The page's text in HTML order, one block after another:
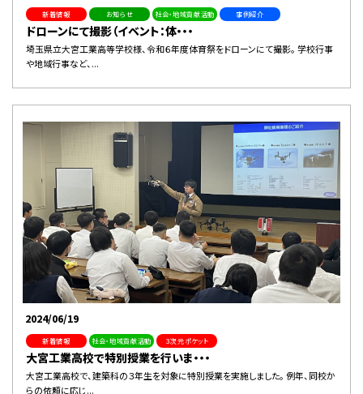
新着情報 お知らせ 社会・地域貢献活動 事例紹介
ドローンにて撮影（イベント：体・・・
埼玉県立大宮工業高等学校様、令和６年度体育祭をドローンにて撮影。 学校行事
や地域行事など、...
2024/06/19
新着情報 社会・地域貢献活動 ３次元ポケット
大宮工業高校で特別授業を行いま・・・
大宮工業高校で、建築科の３年生を対象に特別授業を実施しました。 例年、同校か
らの依頼に応じ...